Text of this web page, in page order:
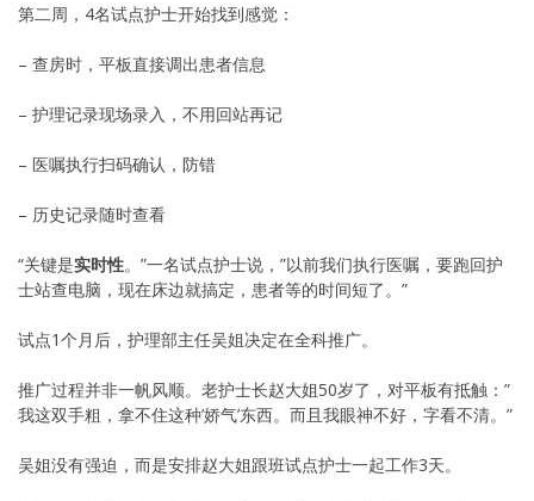
第二周，4名试点护士开始找到感觉：
– 查房时，平板直接调出患者信息
– 护理记录现场录入，不用回站再记
– 医嘱执行扫码确认，防错
– 历史记录随时查看
“关键是实时性。”一名试点护士说，”以前我们执行医嘱，要跑回护
士站查电脑，现在床边就搞定，患者等的时间短了。”
试点1个月后，护理部主任吴姐决定在全科推广。
推广过程并非一帆风顺。老护士长赵大姐50岁了，对平板有抵触：”
我这双手粗，拿不住这种’娇气’东西。而且我眼神不好，字看不清。”
吴姐没有强迫，而是安排赵大姐跟班试点护士一起工作3天。